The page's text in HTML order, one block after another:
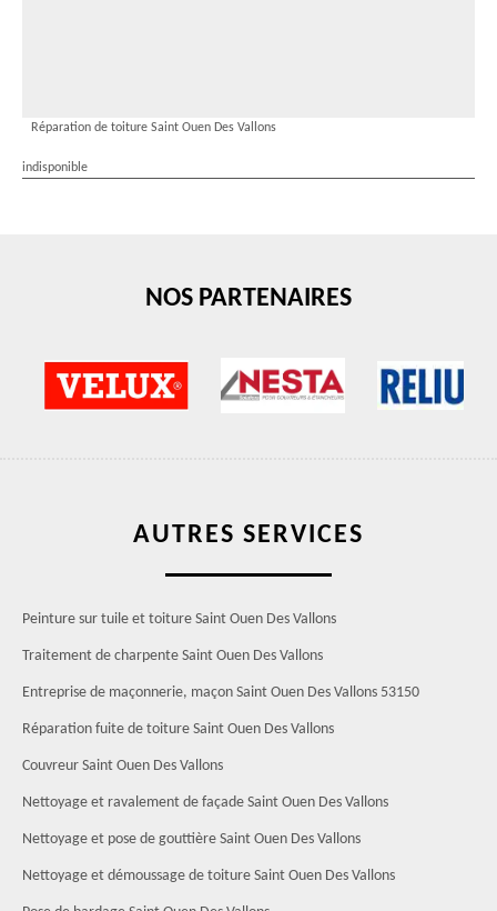
Réparation de toiture Saint Ouen Des Vallons
indisponible
NOS PARTENAIRES
AUTRES SERVICES
Peinture sur tuile et toiture Saint Ouen Des Vallons
Traitement de charpente Saint Ouen Des Vallons
Entreprise de maçonnerie, maçon Saint Ouen Des Vallons 53150
Réparation fuite de toiture Saint Ouen Des Vallons
Couvreur Saint Ouen Des Vallons
Nettoyage et ravalement de façade Saint Ouen Des Vallons
Nettoyage et pose de gouttière Saint Ouen Des Vallons
Nettoyage et démoussage de toiture Saint Ouen Des Vallons